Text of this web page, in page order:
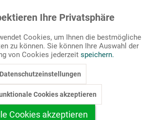
Ihr Produktformat aus.
Weiß-Grafik, mit/ohne Text ...
Aktiv
Inaktiv
Inaktiv
Ihre Privatsphäre
Cookies, um Ihnen die bestmögliche
zu können. Sie können Ihre Auswahl der
von Cookies jederzeit speichern.
Datenschutzeinstellungen
Cookies akzeptieren
Cookies akzeptieren